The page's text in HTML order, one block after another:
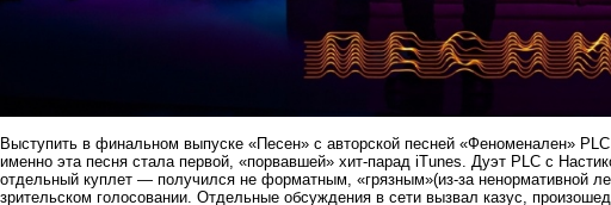
Выступить в финальном выпуске «Песен» с авторской песней «Феноменален»
именно эта песня стала первой, «порвавшей» хит-парад iTunes. Дуэт PLC с
отдельный куплет — получился не форматным, «грязным»(из-за ненормативной
зрительском голосовании. Отдельные обсуждения в сети вызвал казус,